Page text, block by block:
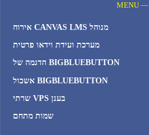
MENU —
אירוח CANVAS LMS מנוהל
מערכת ועידת וידאו פרטית
הדגמה של BIGBLUEBUTTON
אשכול BIGBLUEBUTTON
שרתי VPS בענן
שמות מתחם